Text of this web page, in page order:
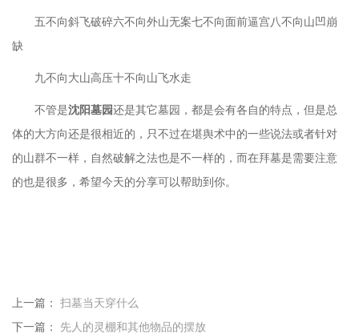
五不向斜飞破碎六不向外山无案七不向面前逼宫八不向山凹崩
缺
九不向大山高压十不向山飞水走
不管是沈阳墓园还是其它墓园，都是会有各自的特点，但是总
体的大方向还是很相近的，只不过在堪舆术中的一些说法或者针对
的山群不一样，自然破解之法也是不一样的，而在拜墓是需要注意
的也是很多，希望今天的分享可以帮助到你。
上一篇： 扫墓当天穿什么
下一篇： 先人的灵棚和其他物品的摆放